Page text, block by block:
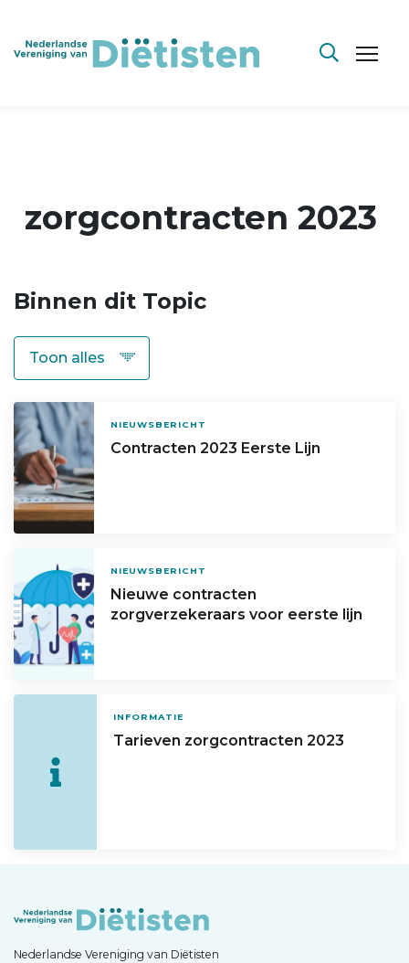
zorgcontracten 2023
Binnen dit Topic
NIEUWSBERICHT
Contracten 2023 Eerste Lijn
NIEUWSBERICHT
Nieuwe contracten
zorgverzekeraars voor eerste lijn
INFORMATIE
Tarieven zorgcontracten 2023
Nederlandse Vereniging van Diëtisten